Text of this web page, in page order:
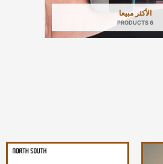
الأكثر مبيعا
6 PRODUCTS